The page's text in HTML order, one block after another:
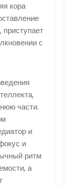
кора
приступает
с
части.
и
и
ритм
а